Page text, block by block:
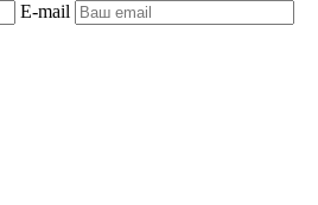
E-mail